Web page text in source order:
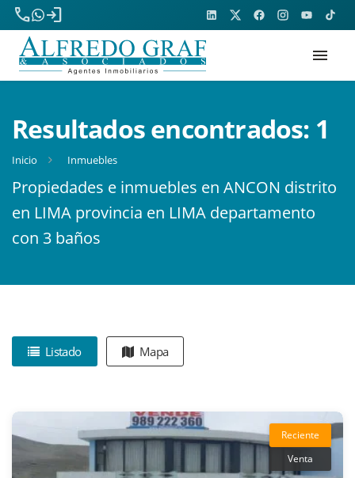
phone
login
menu
Resultados encontrados: 1
Inicio Inmuebles
Propiedades e inmuebles en ANCON distrito
en LIMA provincia en LIMA departamento
con 3 baños
Listado Mapa
Reciente
Venta